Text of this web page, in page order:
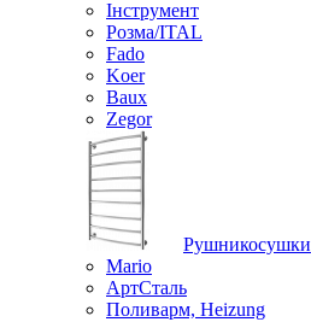
Інструмент
Розма/ITAL
Fado
Koer
Baux
Zegor
Рушникосушки
Mario
АртСталь
Поливарм, Heizung